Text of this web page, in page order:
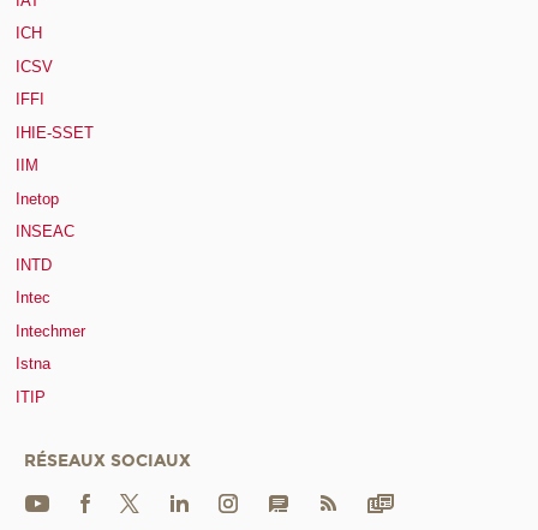
ICH
ICSV
IFFI
IHIE-SSET
IIM
Inetop
INSEAC
INTD
Intec
Intechmer
Istna
ITIP
RÉSEAUX SOCIAUX